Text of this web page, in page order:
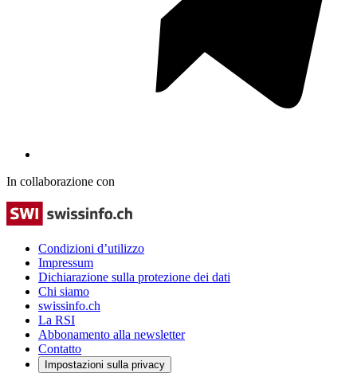
In collaborazione con
Condizioni d’utilizzo
Impressum
Dichiarazione sulla protezione dei dati
Chi siamo
swissinfo.ch
La RSI
Abbonamento alla newsletter
Contatto
Impostazioni sulla privacy